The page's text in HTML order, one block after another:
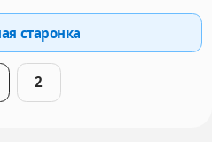
старонка
2